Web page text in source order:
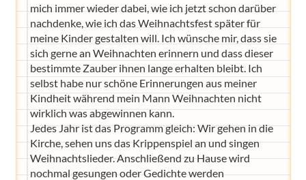
mich immer wieder dabei, wie ich jetzt schon darüber
nachdenke, wie ich das Weihnachtsfest später für
meine Kinder gestalten will. Ich wünsche mir, dass sie
sich gerne an Weihnachten erinnern und dass dieser
bestimmte Zauber ihnen lange erhalten bleibt. Ich
selbst habe nur schöne Erinnerungen aus meiner
Kindheit während mein Mann Weihnachten nicht
wirklich was abgewinnen kann.
Jedes Jahr ist das Programm gleich: Wir gehen in die
Kirche, sehen uns das Krippenspiel an und singen
Weihnachtslieder. Anschließend zu Hause wird
nochmal gesungen oder Gedichte werden